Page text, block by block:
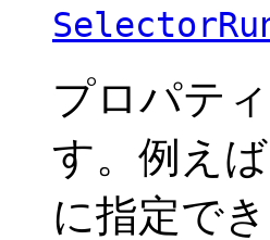
プロパテ
す。例え
に指定でき